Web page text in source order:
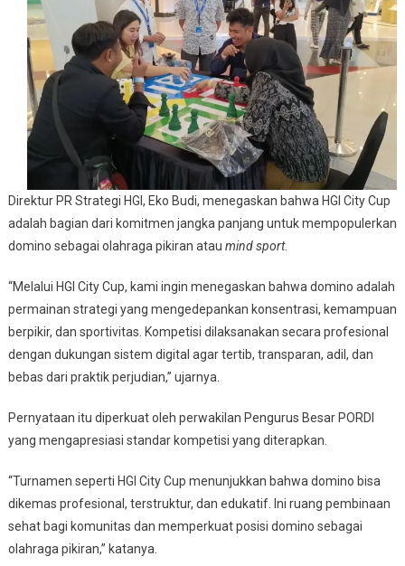
Direktur PR Strategi HGI, Eko Budi, menegaskan bahwa HGI City Cup
adalah bagian dari komitmen jangka panjang untuk mempopulerkan
domino sebagai olahraga pikiran atau mind sport.
“Melalui HGI City Cup, kami ingin menegaskan bahwa domino adalah
permainan strategi yang mengedepankan konsentrasi, kemampuan
berpikir, dan sportivitas. Kompetisi dilaksanakan secara profesional
dengan dukungan sistem digital agar tertib, transparan, adil, dan
bebas dari praktik perjudian,” ujarnya.
Pernyataan itu diperkuat oleh perwakilan Pengurus Besar PORDI
yang mengapresiasi standar kompetisi yang diterapkan.
“Turnamen seperti HGI City Cup menunjukkan bahwa domino bisa
dikemas profesional, terstruktur, dan edukatif. Ini ruang pembinaan
sehat bagi komunitas dan memperkuat posisi domino sebagai
olahraga pikiran,” katanya.